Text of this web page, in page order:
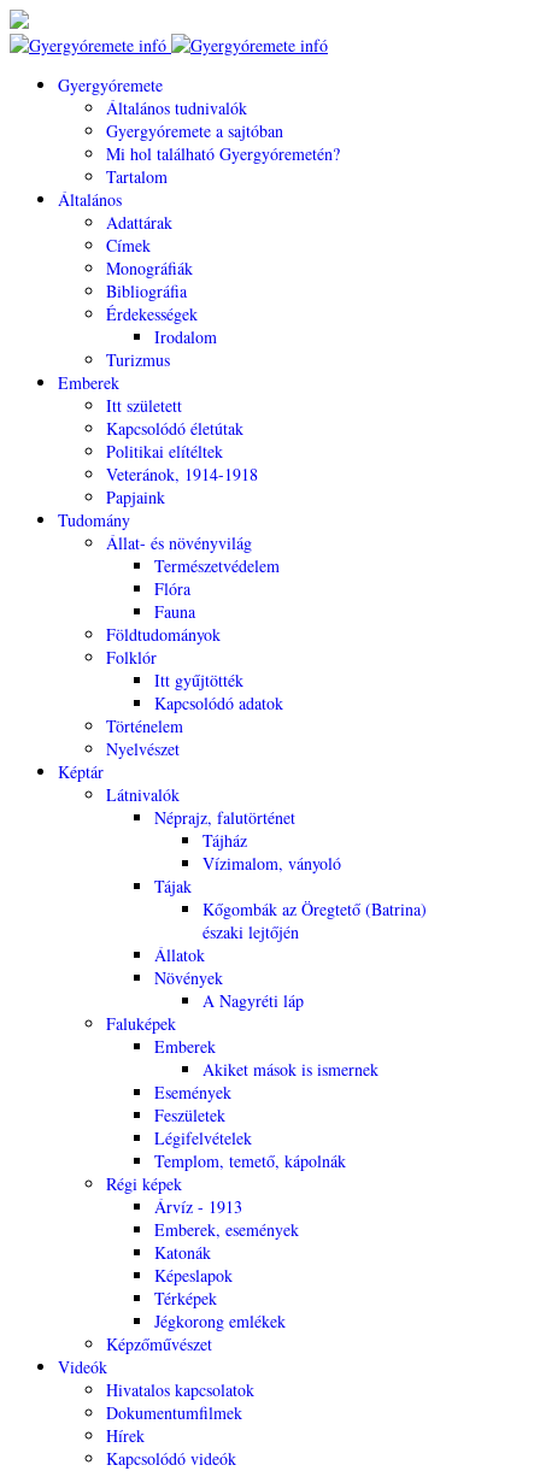
Gyergyóremete
Általános tudnivalók
Gyergyóremete a sajtóban
Mi hol található Gyergyóremetén?
Tartalom
Általános
Adattárak
Címek
Monográfiák
Bibliográfia
Érdekességek
Irodalom
Turizmus
Emberek
Itt született
Kapcsolódó életútak
Politikai elítéltek
Veteránok, 1914-1918
Papjaink
Tudomány
Állat- és növényvilág
Természetvédelem
Flóra
Fauna
Földtudományok
Folklór
Itt gyűjtötték
Kapcsolódó adatok
Történelem
Nyelvészet
Képtár
Látnivalók
Néprajz, falutörténet
Tájház
Vízimalom, ványoló
Tájak
Kőgombák az Öregtető (Batrina)
északi lejtőjén
Állatok
Növények
A Nagyréti láp
Faluképek
Emberek
Akiket mások is ismernek
Események
Feszületek
Légifelvételek
Templom, temető, kápolnák
Régi képek
Árvíz - 1913
Emberek, események
Katonák
Képeslapok
Térképek
Jégkorong emlékek
Képzőművészet
Videók
Hivatalos kapcsolatok
Dokumentumfilmek
Hírek
Kapcsolódó videók